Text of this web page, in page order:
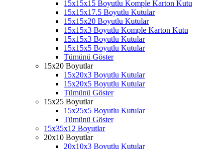
15x15x15 Boyutlu Komple Karton Kutu
15x15x17.5 Boyutlu Kutular
15x15x20 Boyutlu Kutular
15x15x3 Boyutlu Komple Karton Kutu
15x15x3 Boyutlu Kutular
15x15x5 Boyutlu Kutular
Tümünü Göster
15x20 Boyutlar
15x20x3 Boyutlu Kutular
15x20x5 Boyutlu Kutular
Tümünü Göster
15x25 Boyutlar
15x25x5 Boyutlu Kutular
Tümünü Göster
15x35x12 Boyutlar
20x10 Boyutlar
20x10x3 Boyutlu Kutular